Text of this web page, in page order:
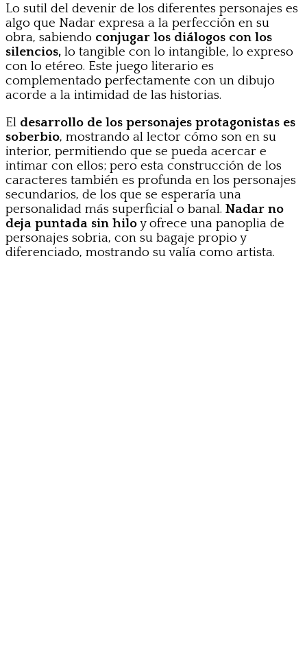
Lo sutil del devenir de los diferentes personajes es
algo que Nadar expresa a la perfección en su
obra, sabiendo conjugar los diálogos con los
silencios, lo tangible con lo intangible, lo expreso
con lo etéreo. Este juego literario es
complementado perfectamente con un dibujo
acorde a la intimidad de las historias.
El desarrollo de los personajes protagonistas es
soberbio, mostrando al lector cómo son en su
interior, permitiendo que se pueda acercar e
intimar con ellos; pero esta construcción de los
caracteres también es profunda en los personajes
secundarios, de los que se esperaría una
personalidad más superficial o banal. Nadar no
deja puntada sin hiloy ofrece una panoplia de
personajes sobria, con su bagaje propio y
diferenciado, mostrando su valía como artista.